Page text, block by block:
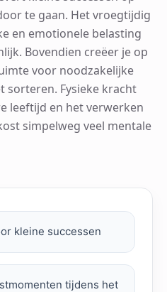
te gaan. Het vroegtijdig
en emotionele belasting
Bovendien creëer je op
voor noodzakelijke
sorteren. Fysieke kracht
leeftijd en het verwerken
simpelweg veel mentale
kleine successen
tijdens het